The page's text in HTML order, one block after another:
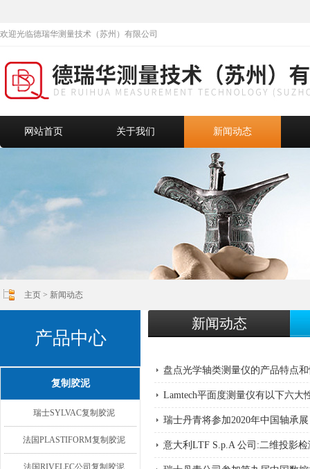
欢迎光临德瑞华测量技术（苏州）有限公司
网站首页 关于我们 新闻动态
主页 > 新闻动态
产品中心
复制胶泥
瑞士SYLVAC复制胶泥
法国PLASTIFORM复制胶泥
法国RIVELEC公司复制胶泥
新闻动态
盘点光学轴类测量仪的产品特点
Lamtech平面度测量仪有以下六大
瑞士丹青将参加2020年中国轴承展
意大利LTF S.p.A 公司:二维投影